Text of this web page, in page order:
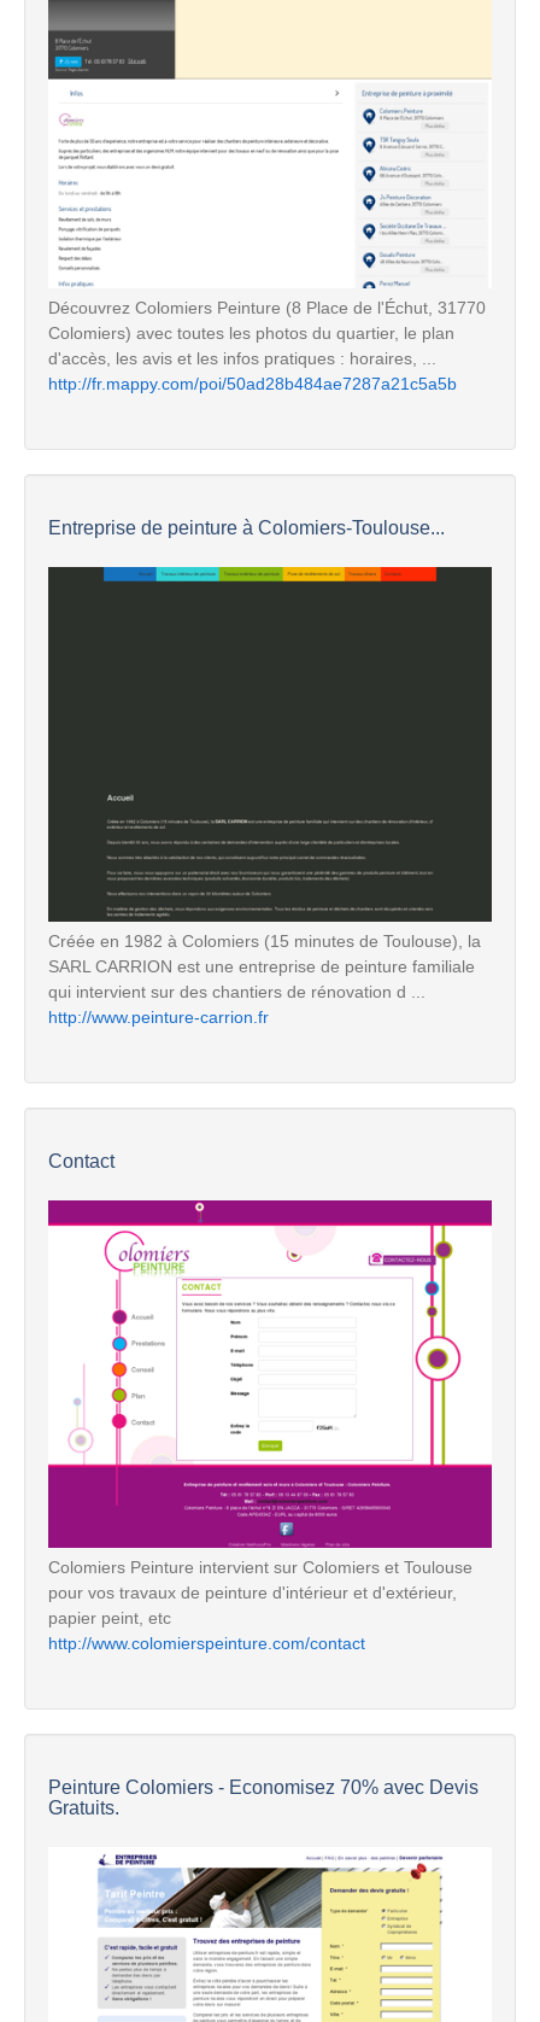
Découvrez Colomiers Peinture (8 Place de l'Échut, 31770
Colomiers) avec toutes les photos du quartier, le plan
d'accès, les avis et les infos pratiques : horaires, ...
http://fr.mappy.com/poi/50ad28b484ae7287a21c5a5b
Entreprise de peinture à Colomiers-Toulouse...
Créée en 1982 à Colomiers (15 minutes de Toulouse), la
SARL CARRION est une entreprise de peinture familiale
qui intervient sur des chantiers de rénovation d ...
http://www.peinture-carrion.fr
Contact
Colomiers Peinture intervient sur Colomiers et Toulouse
pour vos travaux de peinture d'intérieur et d'extérieur,
papier peint, etc
http://www.colomierspeinture.com/contact
Peinture Colomiers - Economisez 70% avec Devis
Gratuits.